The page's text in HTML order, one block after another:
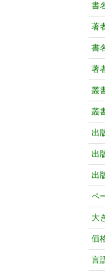
書
著
書
著
叢
叢
出
出
出
ペ
大
価
言